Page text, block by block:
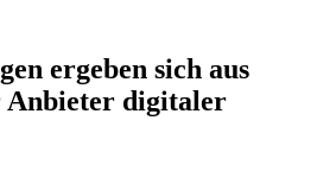
ergeben sich aus
Anbieter digitaler